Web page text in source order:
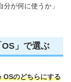
が何に使うか」
」で選ぶ
のどちらにする